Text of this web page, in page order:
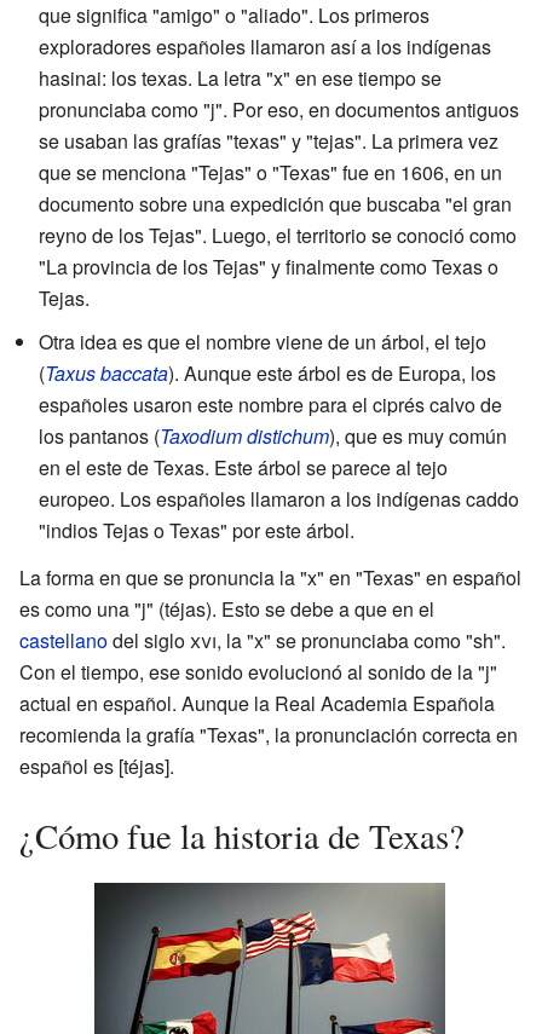
que significa "amigo" o "aliado". Los primeros
exploradores españoles llamaron así a los indígenas
hasinai: los texas. La letra "x" en ese tiempo se
pronunciaba como "j". Por eso, en documentos antiguos
se usaban las grafías "texas" y "tejas". La primera vez
que se menciona "Tejas" o "Texas" fue en 1606, en un
documento sobre una expedición que buscaba "el gran
reyno de los Tejas". Luego, el territorio se conoció como
"La provincia de los Tejas" y finalmente como Texas o
Tejas.
Otra idea es que el nombre viene de un árbol, el tejo
(Taxus baccata). Aunque este árbol es de Europa, los
españoles usaron este nombre para el ciprés calvo de
los pantanos (Taxodium distichum), que es muy común
en el este de Texas. Este árbol se parece al tejo
europeo. Los españoles llamaron a los indígenas caddo
"indios Tejas o Texas" por este árbol.
La forma en que se pronuncia la "x" en "Texas" en español
es como una "j" (téjas). Esto se debe a que en el
castellanodel sigloxvi, la "x" se pronunciaba como "sh".
Con el tiempo, ese sonido evolucionó al sonido de la "j"
actual en español. Aunque la Real Academia Española
recomienda la grafía "Texas", la pronunciación correcta en
español es [téjas].
¿Cómo fue la historia de Texas?